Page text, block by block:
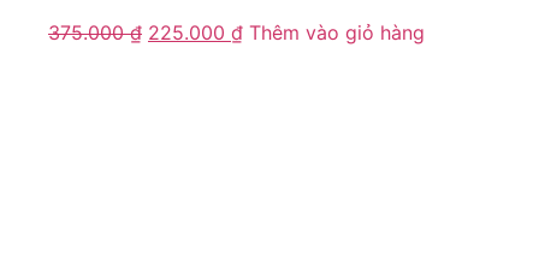
375.000₫ 225.000 ₫ Thêm vào giỏ hàng